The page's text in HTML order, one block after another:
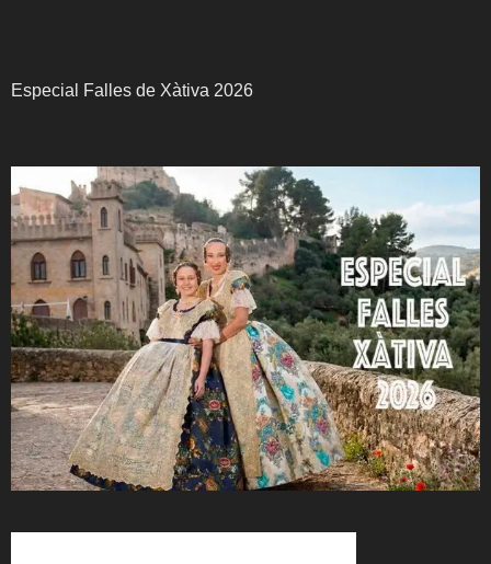
Especial Falles de Xàtiva 2026